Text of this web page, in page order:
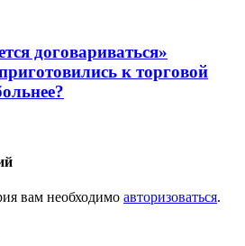
договариваться»
к торговой
вам необходимо авторизоваться.